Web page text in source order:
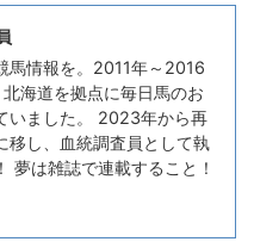
馬情報を。2011年～2016
海道を拠点に毎日馬のお
いました。 2023年から再
移し、血統調査員として執
夢は雑誌で連載すること！